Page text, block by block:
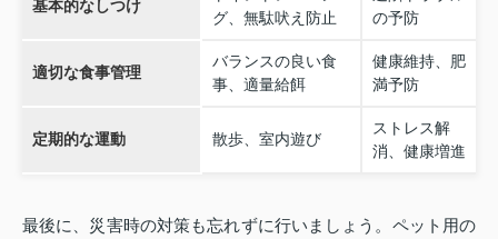
基本的なしつけ
グ、無駄吠え防止
の予防
適切な食事管理
バランスの良い食
事、適量給餌
健康維持、肥
満予防
定期的な運動 散歩、室内遊び
ストレス解
消、健康増進
最後に、災害時の対策も忘れずに行いましょう。ペット用の